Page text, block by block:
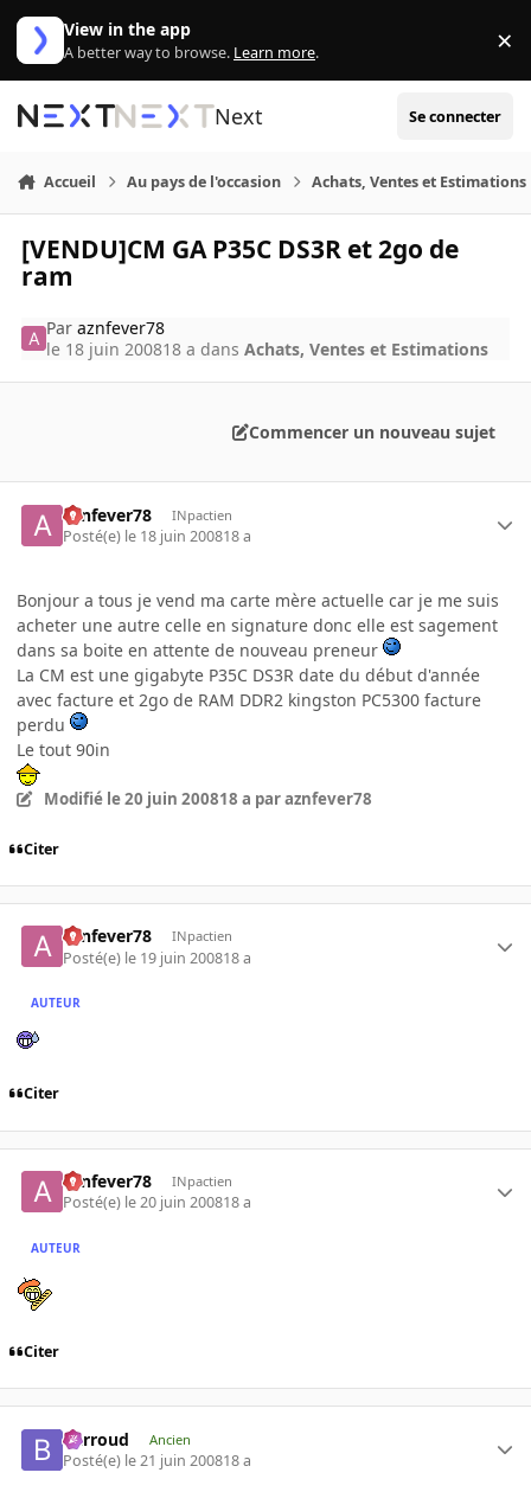
Aller au contenu
View in the app
A better way to browse. Learn more. ×
Next Se connecter
Accueil Au pays de l'occasion Achats, Ventes et Estimations
[VENDU]CM GA P35C DS3R et 2go de
ram
Paraznfever78
le 18 juin 200818 a dansAchats, Ventes et Estimations
Commencer un nouveau sujet
aznfever78 INpactien
Posté(e) le 18 juin 200818 a
Bonjour a tous je vend ma carte mère actuelle car je me suis
acheter une autre celle en signature donc elle est sagement
dans sa boite en attente de nouveau preneur
La CM est une gigabyte P35C DS3R date du début d'année
avec facture et 2go de RAM DDR2 kingston PC5300 facture
perdu
Le tout 90in
Modifié le 20 juin 200818 a par aznfever78
Citer
aznfever78 INpactien
Posté(e) le 19 juin 200818 a
AUTEUR
Citer
aznfever78 INpactien
Posté(e) le 20 juin 200818 a
AUTEUR
Citer
Barroud Ancien
Posté(e) le 21 juin 200818 a